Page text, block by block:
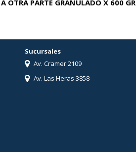
A OTRA PARTE GRANULADO X 600 GR
Sucursales
Av. Cramer 2109
Av. Las Heras 3858